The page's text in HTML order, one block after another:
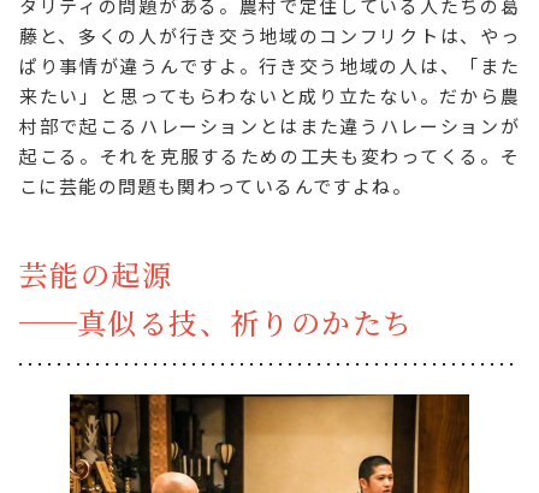
タリティの問題がある。農村で定住している人たちの葛
藤と、多くの人が行き交う地域のコンフリクトは、やっ
ぱり事情が違うんですよ。行き交う地域の人は、「また
来たい」と思ってもらわないと成り立たない。だから農
村部で起こるハレーションとはまた違うハレーションが
起こる。それを克服するための工夫も変わってくる。そ
こに芸能の問題も関わっているんですよね。
芸能の起源
──真似る技、祈りのかたち